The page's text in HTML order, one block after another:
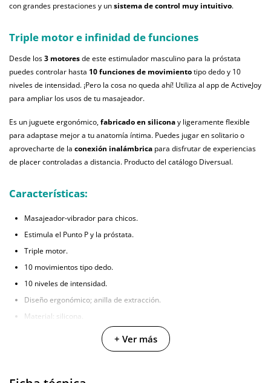
con grandes prestaciones y unsistema de control muy intuitivo.
Triple motor e infinidad de funciones
Desde los3 motoresde este estimulador masculino para la próstata
puedes controlar hasta 10 funciones de movimientotipo dedo y 10
niveles de intensidad. ¡Pero la cosa no queda ahí! Utiliza al app de ActiveJoy
para ampliar los usos de tu masajeador.
Es un juguete ergonómico,fabricado en siliconay ligeramente flexible
para adaptase mejor a tu anatomía íntima. Puedes jugar en solitario o
aprovecharte de la conexión inalámbrica para disfrutar de experiencias
de placer controladas a distancia. Producto del catálogo Diversual.
Características:
Masajeador-vibrador para chicos.
Estimula el Punto P y la próstata.
Triple motor.
10 movimientos tipo dedo.
10 niveles de intensidad.
Diseño ergonómico; anilla de extracción.
Material: silicona.
+ Ver más